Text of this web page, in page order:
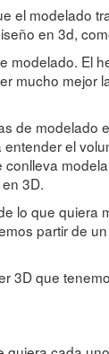
el modelado
en 3d,
modelado.
mejor
de
el
3D.
lo que
partir de
que